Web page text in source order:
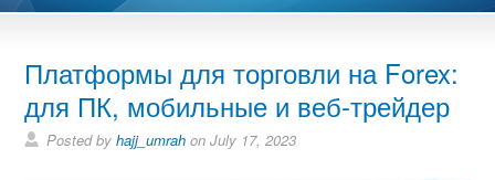
Платформы для торговли на Forex:
для ПК, мобильные и веб-трейдер
Posted byhajj_umrah on July 17, 2023